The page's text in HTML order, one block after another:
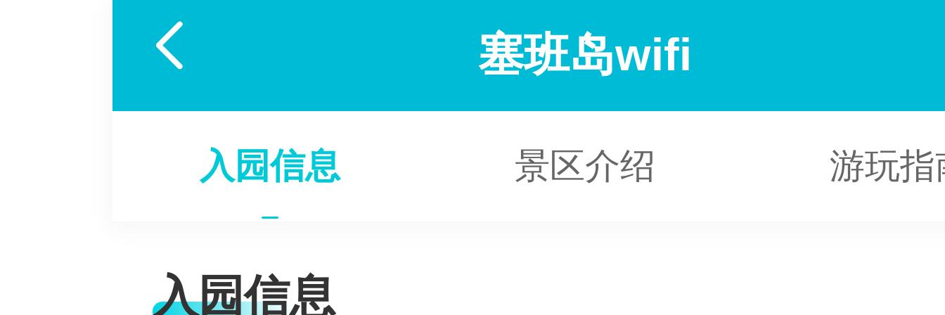
 塞班岛wifi
入园信息 景区介绍 游玩指
入园信息